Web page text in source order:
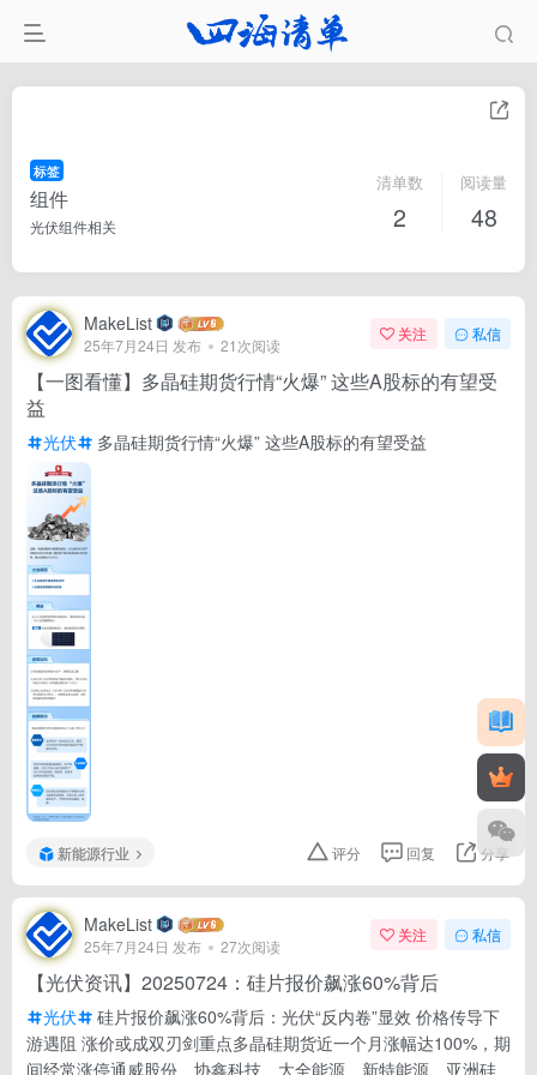
标签
组件
光伏组件相关
清单数
2
阅读量
48
MakeList
25年7月24日 发布 21次阅读
关注 私信
【一图看懂】多晶硅期货行情“火爆” 这些A股标的有望受
益
光伏 多晶硅期货行情“火爆” 这些A股标的有望受益
新能源行业 评分 回复 分享
MakeList
25年7月24日 发布 27次阅读
关注 私信
【光伏资讯】20250724：硅片报价飙涨60%背后
光伏
硅片报价飙涨60%背后：光伏“反内卷”显效 价格传导下
游遇阻 涨价或成双刃剑重点多晶硅期货近一个月涨幅达100%，期
间经常涨停通威股份、协鑫科技、大全能源、新特能源、亚洲硅